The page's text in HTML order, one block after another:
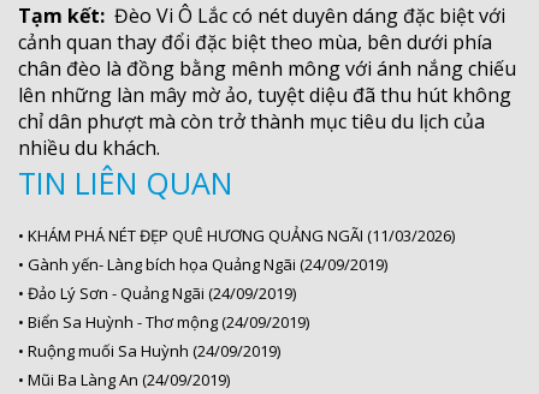
Tạm kết: Đèo Vi Ô Lắc có nét duyên dáng đặc biệt với
cảnh quan thay đổi đặc biệt theo mùa, bên dưới phía
chân đèo là đồng bằng mênh mông với ánh nắng chiếu
lên những làn mây mờ ảo, tuyệt diệu đã thu hút không
chỉ dân phượt mà còn trở thành mục tiêu du lịch của
nhiều du khách.
TIN LIÊN QUAN
• KHÁM PHÁ NÉT ĐẸP QUÊ HƯƠNG QUẢNG NGÃI (11/03/2026)
• Gành yến- Làng bích họa Quảng Ngãi (24/09/2019)
• Đảo Lý Sơn - Quảng Ngãi (24/09/2019)
• Biển Sa Huỳnh - Thơ mộng (24/09/2019)
• Ruộng muối Sa Huỳnh (24/09/2019)
• Mũi Ba Làng An (24/09/2019)